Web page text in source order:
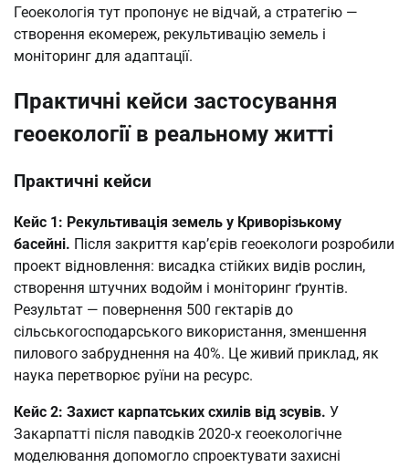
Геоекологія тут пропонує не відчай, а стратегію —
створення екомереж, рекультивацію земель і
моніторинг для адаптації.
Практичні кейси застосування
геоекології в реальному житті
Практичні кейси
Кейс 1: Рекультивація земель у Криворізькому
басейні. Після закриття кар’єрів геоекологи розробили
проект відновлення: висадка стійких видів рослин,
створення штучних водойм і моніторинг ґрунтів.
Результат — повернення 500 гектарів до
сільськогосподарського використання, зменшення
пилового забруднення на 40%. Це живий приклад, як
наука перетворює руїни на ресурс.
Кейс 2: Захист карпатських схилів від зсувів. У
Закарпатті після паводків 2020-х геоекологічне
моделювання допомогло спроектувати захисні